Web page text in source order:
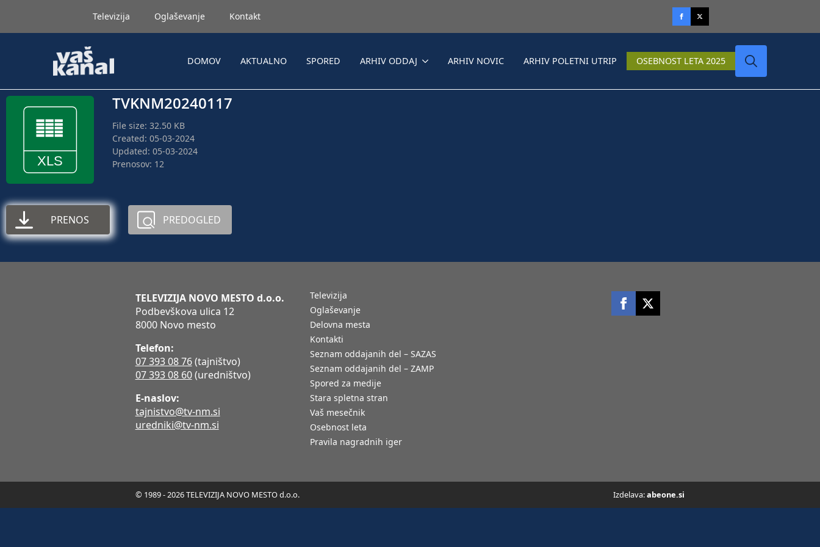
Televizija Oglaševanje Kontakt
DOMOV AKTUALNO SPORED ARHIV ODDAJ ARHIV NOVIC ARHIV POLETNI UTRIP OSEBNOST LETA 2025
TVKNM20240117
File size: 32.50 KB
Created: 05-03-2024
Updated: 05-03-2024
Prenosov: 12
PRENOS PREDOGLED
TELEVIZIJA NOVO MESTO d.o.o.
Podbevškova ulica 12
8000 Novo mesto
Telefon:
07 393 08 76(tajništvo)
07 393 08 60(uredništvo)
E-naslov:
tajnistvo@tv-nm.si
uredniki@tv-nm.si
Televizija
Oglaševanje
Delovna mesta
Kontakti
Seznam oddajanih del – SAZAS
Seznam oddajanih del – ZAMP
Spored za medije
Stara spletna stran
Vaš mesečnik
Osebnost leta
Pravila nagradnih iger
© 1989 - 2026 TELEVIZIJA NOVO MESTO d.o.o. Izdelava:abeone.si